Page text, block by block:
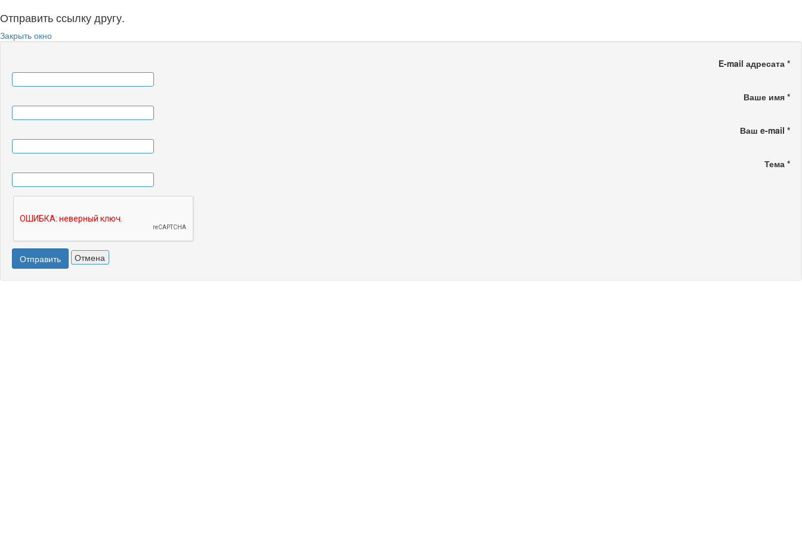
Отправить ссылку другу.
Закрыть окно
E-mail адресата *
Ваше имя *
Ваш e-mail *
Тема *
Отправить Отмена